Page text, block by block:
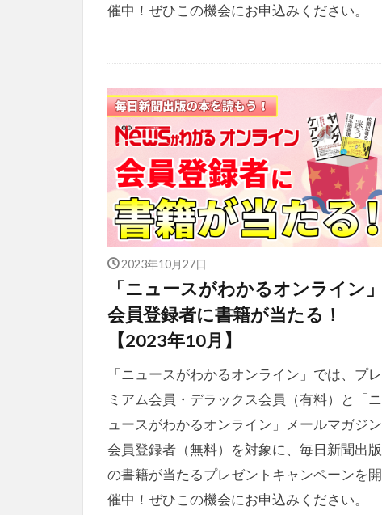
催中！ぜひこの機会にお申込みください。
2023年10月27日
「ニュースがわかるオンライン」
会員登録者に書籍が当たる！
【2023年10月】
「ニュースがわかるオンライン」では、プレ
ミアム会員・デラックス会員（有料）と「ニ
ュースがわかるオンライン」メールマガジン
会員登録者（無料）を対象に、毎日新聞出版
の書籍が当たるプレゼントキャンペーンを開
催中！ぜひこの機会にお申込みください。